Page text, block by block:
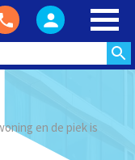
en de piek is